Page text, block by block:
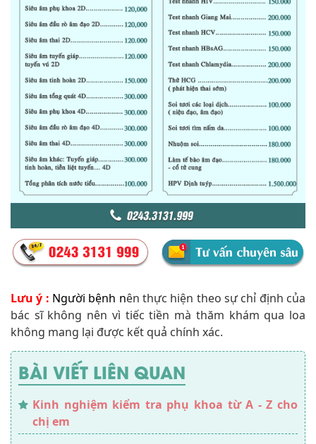
Lưu ý : Người bệnh nên thực hiện theo sự chỉ định của
bác sĩ không nên vì tiếc tiền mà thăm khám qua loa
không mang lại được kết quả chính xác.
BÀI VIẾT LIÊN QUAN
Kinh nghiệm kiểm tra phụ khoa từ A - Z cho
chị em